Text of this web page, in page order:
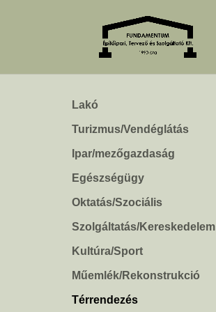
Lakó
Turizmus/Vendéglátás
Ipar/mezőgazdaság
Egészségügy
Oktatás/Szociális
Szolgáltatás/Kereskedelem
Kultúra/Sport
Műemlék/Rekonstrukció
Térrendezés